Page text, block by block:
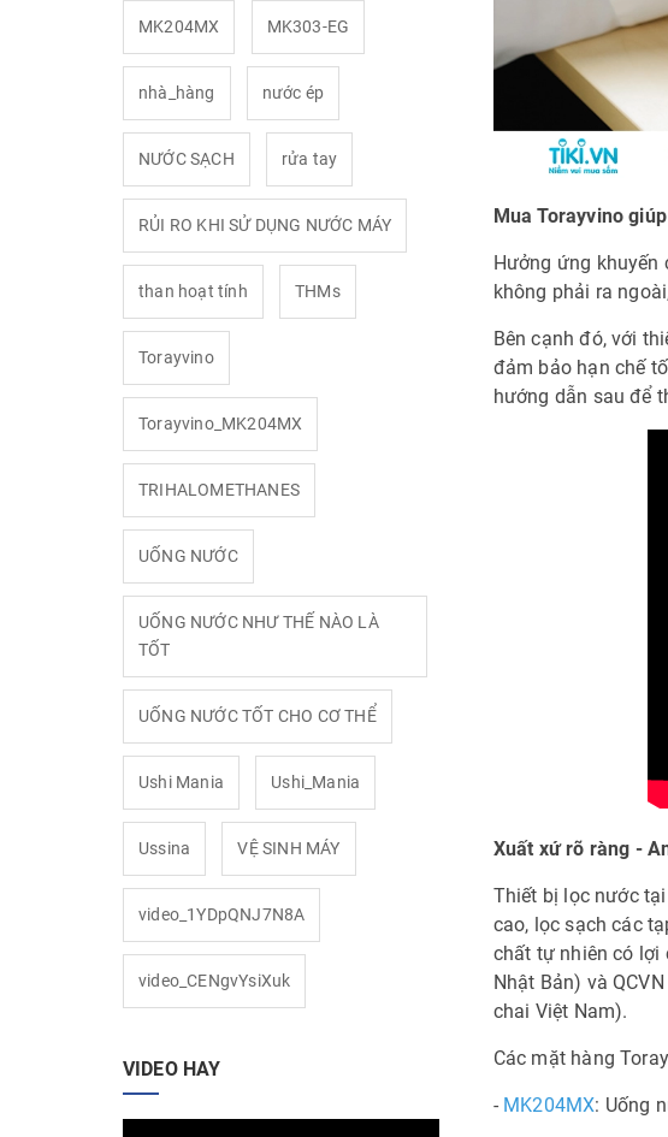
Mua Torayvino
Hưởng ứng khuyến
không phải ra
Bên cạnh đó, với
đảm bảo hạn chế
hướng dẫn sau để
Xuất xứ rõ ràng -
Thiết bị lọc nước
cao, lọc sạch các
chất tự nhiên có lợi
Nhật Bản) và
chai Việt Nam).
Các mặt hàng
- MK204MX: Uống
MK204MX MK303-EG
nhà_hàng nước ép
NƯỚC SẠCH rửa tay
RỦI RO KHI SỬ DỤNG NƯỚC MÁY
than hoạt tính THMs
Torayvino
Torayvino_MK204MX
TRIHALOMETHANES
UỐNG NƯỚC
UỐNG NƯỚC NHƯ THẾ NÀO LÀ
TỐT
UỐNG NƯỚC TỐT CHO CƠ THỂ
Ushi Mania Ushi_Mania
Ussina VỆ SINH MÁY
video_1YDpQNJ7N8A
video_CENgvYsiXuk
VIDEO HAY